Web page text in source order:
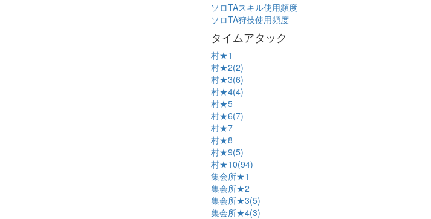
ソロTAスキル使用頻度
ソロTA狩技使用頻度
タイムアタック
村★1
村★2(2)
村★3(6)
村★4(4)
村★5
村★6(7)
村★7
村★8
村★9(5)
村★10(94)
集会所★1
集会所★2
集会所★3(5)
集会所★4(3)